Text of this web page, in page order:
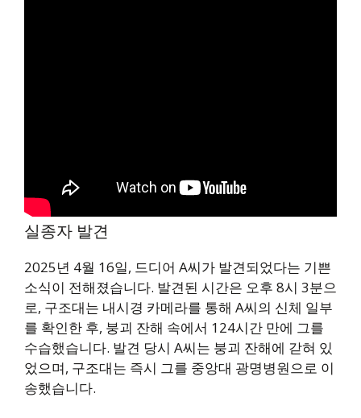
실종자 발견
2025년 4월 16일, 드디어 A씨가 발견되었다는 기쁜
소식이 전해졌습니다. 발견된 시간은 오후 8시 3분으
로, 구조대는 내시경 카메라를 통해 A씨의 신체 일부
를 확인한 후, 붕괴 잔해 속에서 124시간 만에 그를
수습했습니다. 발견 당시 A씨는 붕괴 잔해에 갇혀 있
었으며, 구조대는 즉시 그를 중앙대 광명병원으로 이
송했습니다.